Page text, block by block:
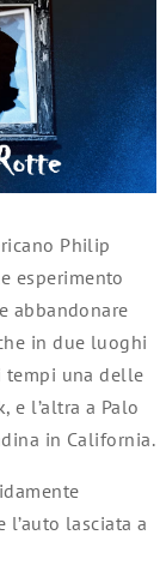
Philip
esperimento
abbandonare
in due luoghi
tempi una delle
e l’altra a Palo
in California.
l’auto lasciata a